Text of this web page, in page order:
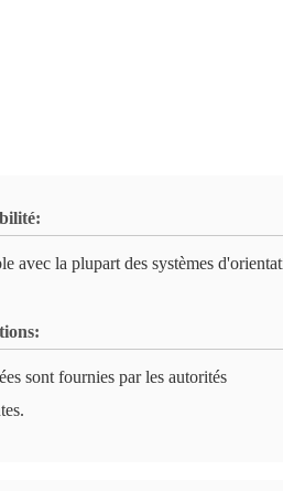
avec la plupart des systèmes
sont fournies par les autorités